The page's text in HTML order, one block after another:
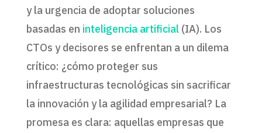
y la urgencia de adoptar soluciones
basadas en inteligencia artificial(IA). Los
CTOs y decisores se enfrentan a un dilema
crítico: ¿cómo proteger sus
infraestructuras tecnológicas sin sacrificar
la innovación y la agilidad empresarial? La
promesa es clara: aquellas empresas que